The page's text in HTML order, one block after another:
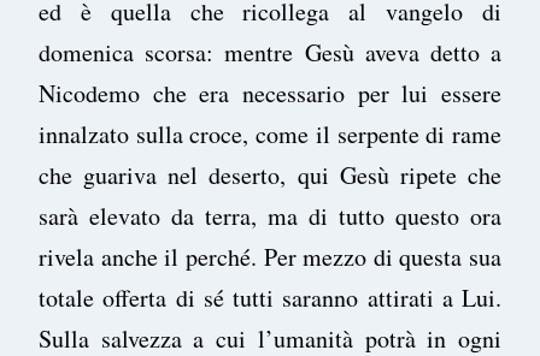
ed è quella che ricollega al vangelo di
domenica scorsa: mentre Gesù aveva detto a
Nicodemo che era necessario per lui essere
innalzato sulla croce, come il serpente di rame
che guariva nel deserto, qui Gesù ripete che
sarà elevato da terra, ma di tutto questo ora
rivela anche il perché. Per mezzo di questa sua
totale offerta di sé tutti saranno attirati a Lui.
Sulla salvezza a cui l’umanità potrà in ogni